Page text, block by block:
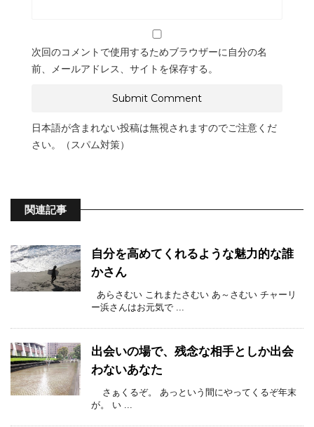
次回のコメントで使用するためブラウザーに自分の名
前、メールアドレス、サイトを保存する。
日本語が含まれない投稿は無視されますのでご注意くだ
さい。（スパム対策）
関連記事
自分を高めてくれるような魅力的な誰
かさん
あらさむい これまたさむい あ～さむい チャーリ
ー浜さんはお元気で ...
出会いの場で、残念な相手としか出会
わないあなた
さぁくるぞ。 あっという間にやってくるぞ年末
が。 い ...